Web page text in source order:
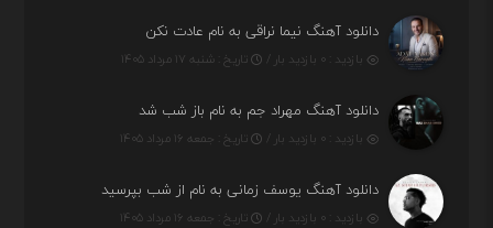
دانلود آهنگ نیما نراقی به نام عادت نکن
بازدید : ۰ بازدید بار / تاریخ : شنبه ۱۷ مرداد ۱۴۰۵
دانلود آهنگ مهراد جم به نام باز شب شد
بازدید : ۰ بازدید بار / تاریخ : جمعه ۱۶ مرداد ۱۴۰۵
دانلود آهنگ یوسف زمانی به نام از شب بپرسید
بازدید : ۰ بازدید بار / تاریخ : جمعه ۱۶ مرداد ۱۴۰۵